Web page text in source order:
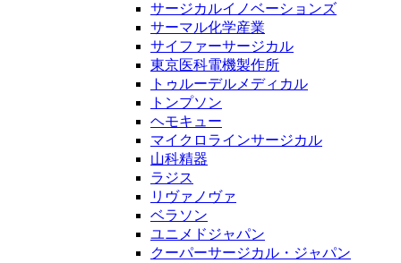
サージカルイノベーションズ
サーマル化学産業
サイファーサージカル
東京医科電機製作所
トゥルーデルメディカル
トンプソン
ヘモキュー
マイクロラインサージカル
山科精器
ラジス
リヴァノヴァ
ベラソン
ユニメドジャパン
クーパーサージカル・ジャパン